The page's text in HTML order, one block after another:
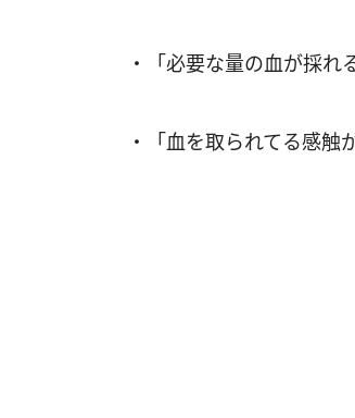
・「必要な量の血が採れ
・「血を取られてる感触